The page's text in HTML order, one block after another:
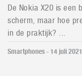
De Nokia X20 is een
scherm, maar hoe
in de praktijk? ...
Smartphones - 14 juli 2021